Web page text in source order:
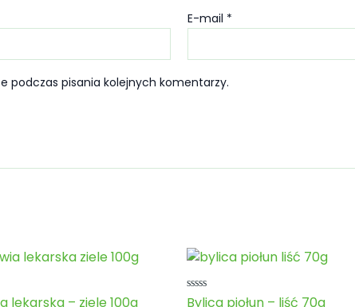
E-mail *
podczas pisania kolejnych komentarzy.
lekarska – ziele 100g
Oceniono
Bylica piołun – liść 70g